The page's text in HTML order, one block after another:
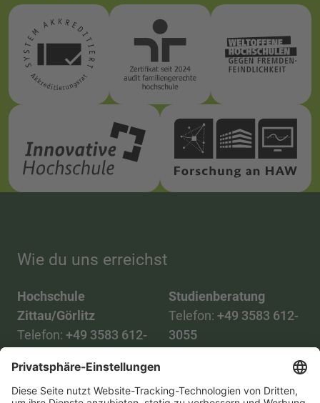
Wie du uns erreichst
Hochschule
Zittau/Görlitz
Telefon: +49 3583 612-
Mail:info(at)hszg.de
Studienberatung
Telefon: +49 3583 612-
3055
Mail: